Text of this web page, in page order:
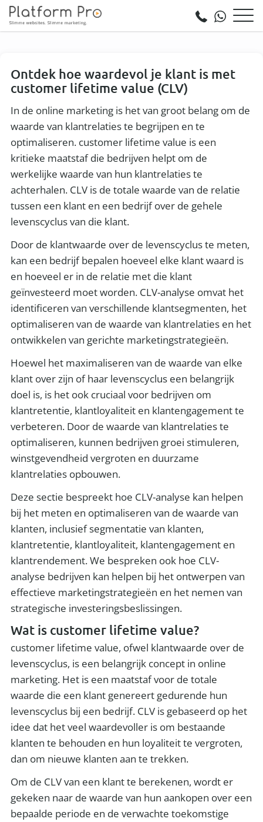
Ontdek hoe waardevol je klant is met
customer lifetime value (CLV)
In de online marketing is het van groot belang om de
waarde van klantrelaties te begrijpen en te
optimaliseren. customer lifetime value is een
kritieke maatstaf die bedrijven helpt om de
werkelijke waarde van hun klantrelaties te
achterhalen. CLV is de totale waarde van de relatie
tussen een klant en een bedrijf over de gehele
levenscyclus van die klant.
Door de klantwaarde over de levenscyclus te meten,
kan een bedrijf bepalen hoeveel elke klant waard is
en hoeveel er in de relatie met die klant
geïnvesteerd moet worden. CLV-analyse omvat het
identificeren van verschillende klantsegmenten, het
optimaliseren van de waarde van klantrelaties en het
ontwikkelen van gerichte marketingstrategieën.
Hoewel het maximaliseren van de waarde van elke
klant over zijn of haar levenscyclus een belangrijk
doel is, is het ook cruciaal voor bedrijven om
klantretentie, klantloyaliteit en klantengagement te
verbeteren. Door de waarde van klantrelaties te
optimaliseren, kunnen bedrijven groei stimuleren,
winstgevendheid vergroten en duurzame
klantrelaties opbouwen.
Deze sectie bespreekt hoe CLV-analyse kan helpen
bij het meten en optimaliseren van de waarde van
klanten, inclusief segmentatie van klanten,
klantretentie, klantloyaliteit, klantengagement en
klantrendement. We bespreken ook hoe CLV-
analyse bedrijven kan helpen bij het ontwerpen van
effectieve marketingstrategieën en het nemen van
strategische investeringsbeslissingen.
Wat is customer lifetime value?
customer lifetime value, ofwel klantwaarde over de
levenscyclus, is een belangrijk concept in online
marketing. Het is een maatstaf voor de totale
waarde die een klant genereert gedurende hun
levenscyclus bij een bedrijf. CLV is gebaseerd op het
idee dat het veel waardevoller is om bestaande
klanten te behouden en hun loyaliteit te vergroten,
dan om nieuwe klanten aan te trekken.
Om de CLV van een klant te berekenen, wordt er
gekeken naar de waarde van hun aankopen over een
bepaalde periode en de verwachte toekomstige